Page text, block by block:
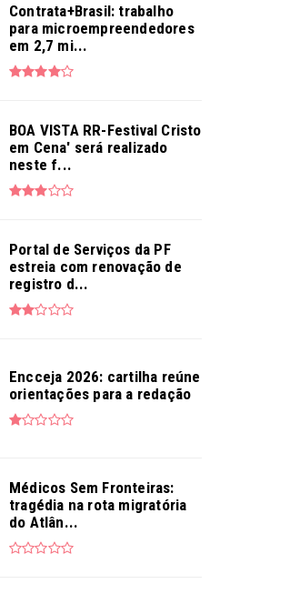
Contrata+Brasil: trabalho
para microempreendedores
em 2,7 mi...
BOA VISTA RR-Festival Cristo
em Cena' será realizado
neste f...
Portal de Serviços da PF
estreia com renovação de
registro d...
Encceja 2026: cartilha reúne
orientações para a redação
Médicos Sem Fronteiras:
tragédia na rota migratória
do Atlân...